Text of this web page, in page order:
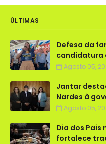
ÚLTIMAS
Defesa da
candidatura
Agosto 05,
Jantar
Nardes à
Agosto 05,
Dia dos Pais
fortalece